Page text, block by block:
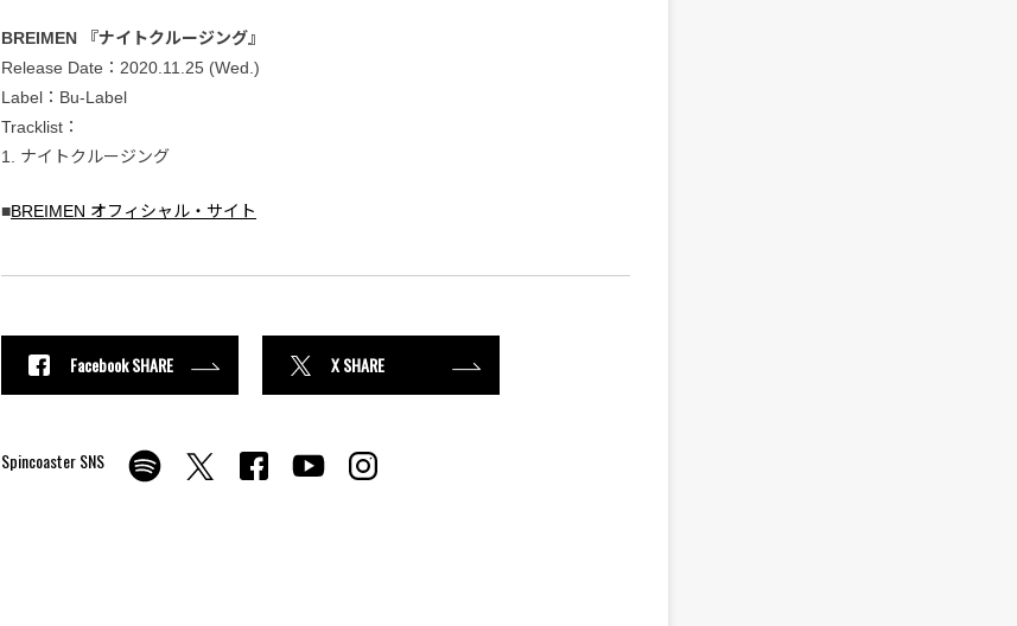
BREIMEN 『ナイトクルージング』
Release Date：2020.11.25 (Wed.)
Label：Bu-Label
Tracklist：
1. ナイトクルージング
■BREIMEN オフィシャル・サイト
Facebook SHARE X SHARE
Spincoaster SNS